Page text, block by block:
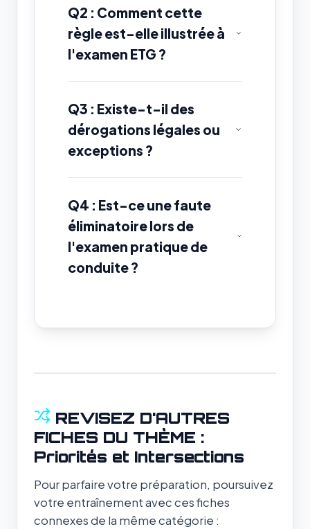
Q2 : Comment cette
règle est-elle illustrée à
l'examen ETG ?
Q3 : Existe-t-il des
dérogations légales ou
exceptions ?
Q4 : Est-ce une faute
éliminatoire lors de
l'examen pratique de
conduite ?
REVISEZ D'AUTRES
FICHES DU THÈME :
Priorités et Intersections
Pour parfaire votre préparation, poursuivez
votre entraînement avec ces fiches
connexes de la même catégorie :